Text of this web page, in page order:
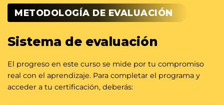
METODOLOGÍA DE EVALUACIÓN
Sistema de evaluación
El progreso en este curso se mide por tu compromiso
real con el aprendizaje. Para completar el programa y
acceder a tu certificación, deberás: